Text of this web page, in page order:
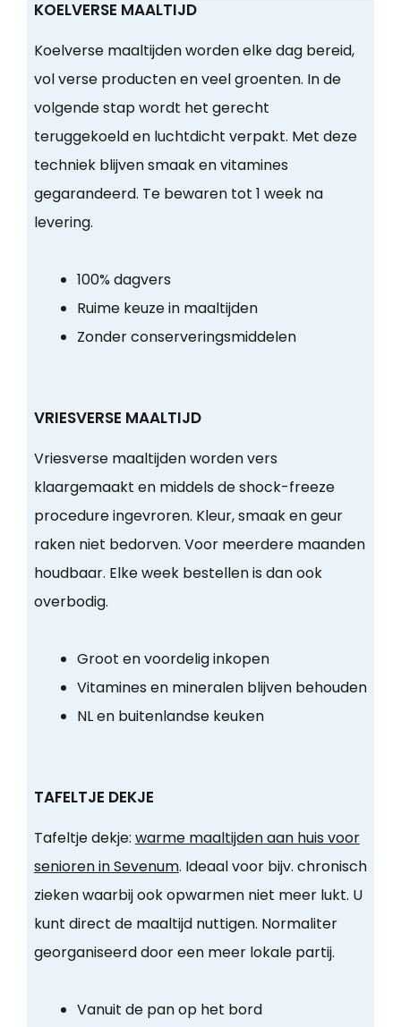
KOELVERSE MAALTIJD
Koelverse maaltijden worden elke dag bereid,
vol verse producten en veel groenten. In de
volgende stap wordt het gerecht
teruggekoeld en luchtdicht verpakt. Met deze
techniek blijven smaak en vitamines
gegarandeerd. Te bewaren tot 1 week na
levering.
100% dagvers
Ruime keuze in maaltijden
Zonder conserveringsmiddelen
VRIESVERSE MAALTIJD
Vriesverse maaltijden worden vers
klaargemaakt en middels de shock-freeze
procedure ingevroren. Kleur, smaak en geur
raken niet bedorven. Voor meerdere maanden
houdbaar. Elke week bestellen is dan ook
overbodig.
Groot en voordelig inkopen
Vitamines en mineralen blijven behouden
NL en buitenlandse keuken
TAFELTJE DEKJE
Tafeltje dekje: warme maaltijden aan huis voor
senioren in Sevenum. Ideaal voor bijv. chronisch
zieken waarbij ook opwarmen niet meer lukt. U
kunt direct de maaltijd nuttigen. Normaliter
georganiseerd door een meer lokale partij.
Vanuit de pan op het bord